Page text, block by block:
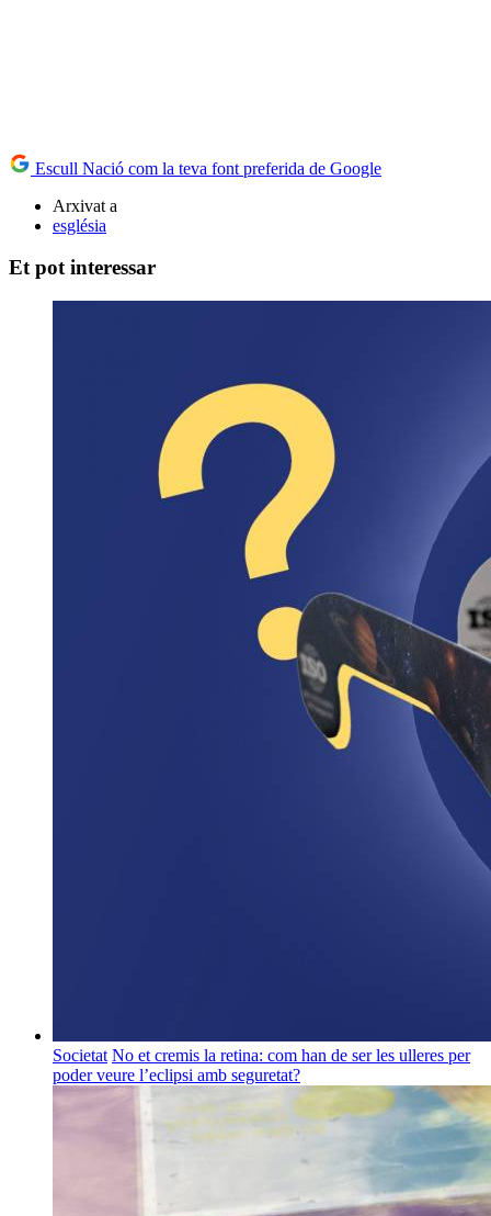
Escull Nació com la teva font preferida de Google
Arxivat a
església
Et pot interessar
Societat No et cremis la retina: com han de ser les ulleres per
poder veure l’eclipsi amb seguretat?